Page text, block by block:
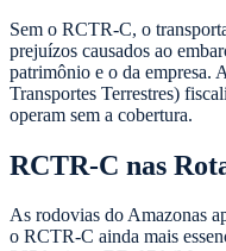
Sem o RCTR-C, o
prejuízos causados ao
patrimônio e o da
Transportes Terrestres)
operam sem a cobertura.
RCTR-C nas
As rodovias do Amazonas
o RCTR-C ainda mais